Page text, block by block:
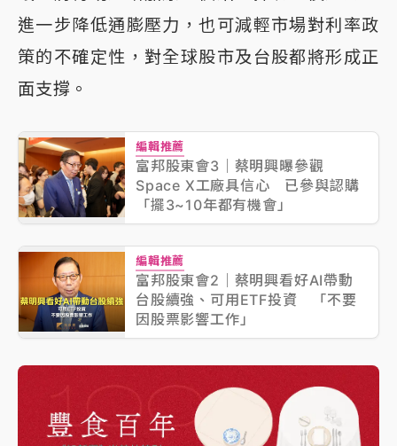
進一步降低通膨壓力，也可減輕市場對利率政
策的不確定性，對全球股市及台股都將形成正
面支撐。
編輯推薦
富邦股東會3｜蔡明興曝參觀
Space X工廠具信心 已參與認購
「擺3~10年都有機會」
編輯推薦
富邦股東會2｜蔡明興看好AI帶動
台股續強、可用ETF投資 「不要
因股票影響工作」